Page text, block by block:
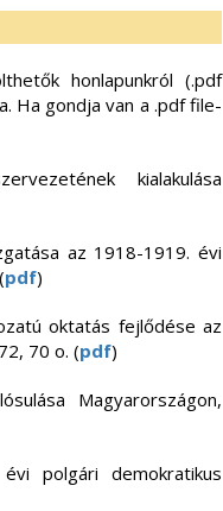
honlapunkról (.pdf
Ha gondja van a .pdf file-
kialakulása
az 1918-1919. évi
pdf)
oktatás fejlődése az
70 o. (pdf)
Magyarországon,
polgári demokratikus